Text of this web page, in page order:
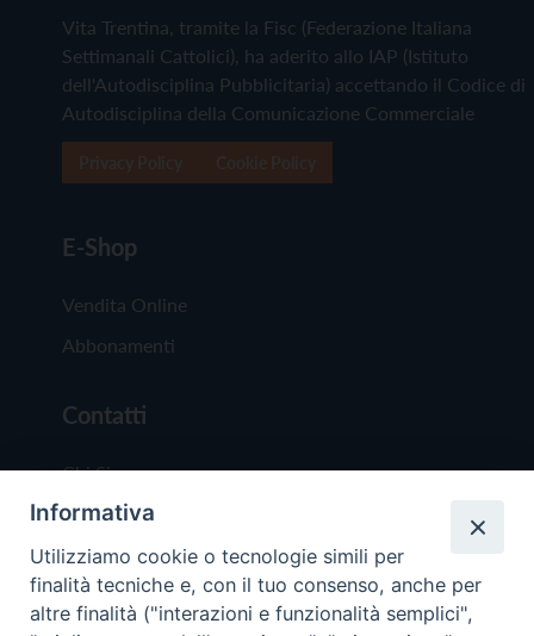
Vita Trentina, tramite la Fisc (Federazione Italiana
Settimanali Cattolici), ha aderito allo IAP (Istituto
dell'Autodisciplina Pubblicitaria) accettando il Codice di
Autodisciplina della Comunicazione Commerciale
E-Shop
Vendita Online
Abbonamenti
Contatti
Chi Siamo
Redazione
Scrivici
Informativa
Utilizziamo cookie o tecnologie simili per
finalità tecniche e, con il tuo consenso, anche per
altre finalità ("interazioni e funzionalità semplici",